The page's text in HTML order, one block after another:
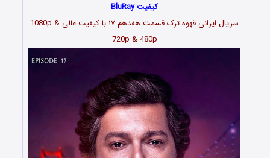
کیفیت BluRay
سریال ایرانی قهوه ترک قسمت هفدهم ۱۷ با کیفیت عالی 1080p &
720p & 480p